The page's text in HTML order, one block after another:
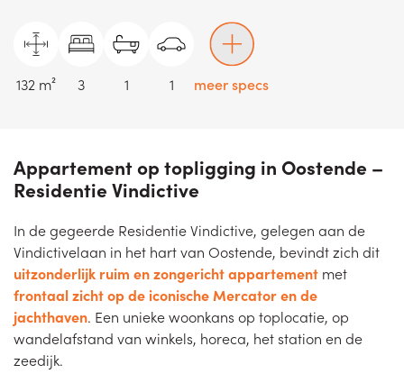
132 m² 3 1 1 meer specs
Appartement op topligging in Oostende –
Residentie Vindictive
In de gegeerde Residentie Vindictive, gelegen aan de
Vindictivelaan in het hart van Oostende, bevindt zich dit
uitzonderlijk ruim en zongericht appartement met
frontaal zicht op de iconische Mercator en de
jachthaven. Een unieke woonkans op toplocatie, op
wandelafstand van winkels, horeca, het station en de
zeedijk.